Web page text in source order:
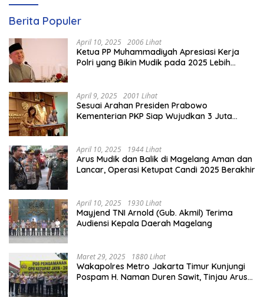
Berita Populer
April 10, 2025 2006 Lihat
Ketua PP Muhammadiyah Apresiasi Kerja
Polri yang Bikin Mudik pada 2025 Lebih
April 9, 2025 2001 Lihat
Sesuai Arahan Presiden Prabowo
Kementerian PKP Siap Wujudkan 3 Juta
April 10, 2025 1944 Lihat
Arus Mudik dan Balik di Magelang Aman dan
Lancar, Operasi Ketupat Candi 2025 Berakhir
April 10, 2025 1930 Lihat
Mayjend TNI Arnold (Gub. Akmil) Terima
Audiensi Kepala Daerah Magelang
Maret 29, 2025 1880 Lihat
Wakapolres Metro Jakarta Timur Kunjungi
Pospam H. Naman Duren Sawit, Tinjau Arus